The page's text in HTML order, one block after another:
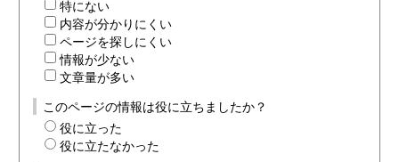
特にない
内容が分かりにくい
ページを探しにくい
情報が少ない
文章量が多い
このページの情報は役に立ちましたか？
役に立った
役に立たなかった